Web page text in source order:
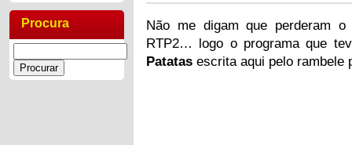
Procura
Não me digam que perderam
RTP2… logo o programa que
Patatas escrita aqui pelo rambele